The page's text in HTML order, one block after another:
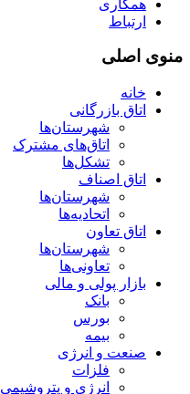
همکاری
ارتباط
منوی اصلی
خانه
اتاق بازرگانی
شهرستان‌ها
اتاق‌های مشترک
تشکل‌ها
اتاق اصناف
شهرستان‌ها
اتحادیه‌ها
اتاق تعاون
شهرستان‌ها
تعاونی‌ها
بازار پولی و مالی
بانک
بورس
بیمه
صنعت و انرژی
فلزات
انرژی و پتروشیمی